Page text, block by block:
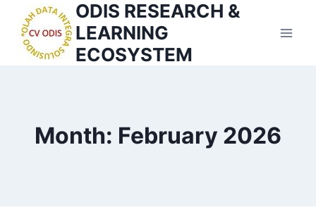
content
ODIS RESEARCH &
LEARNING
ECOSYSTEM
Month: February 2026